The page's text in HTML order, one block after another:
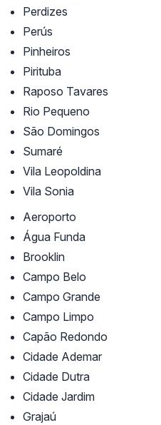
Perdizes
Perús
Pinheiros
Pirituba
Raposo Tavares
Rio Pequeno
São Domingos
Sumaré
Vila Leopoldina
Vila Sonia
Aeroporto
Água Funda
Brooklin
Campo Belo
Campo Grande
Campo Limpo
Capão Redondo
Cidade Ademar
Cidade Dutra
Cidade Jardim
Grajaú